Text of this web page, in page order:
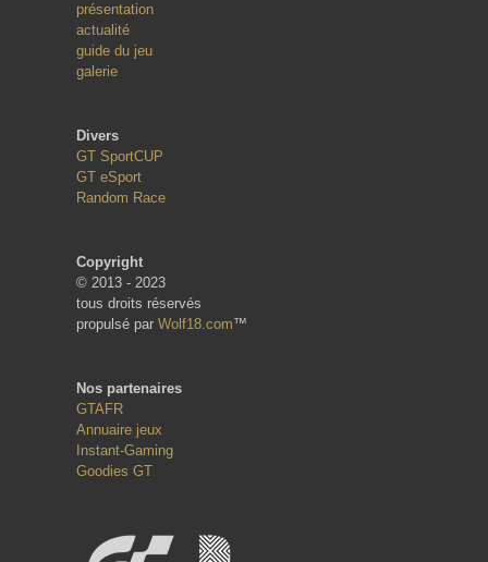
présentation
actualité
guide du jeu
galerie
Divers
GT SportCUP
GT eSport
Random Race
Copyright
© 2013 - 2023
tous droits réservés
propulsé par Wolf18.com™
Nos partenaires
GTAFR
Annuaire jeux
Instant-Gaming
Goodies GT